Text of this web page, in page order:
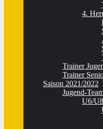
4.
Trainer
Trainer
Saison 2021/2022
Jugend-
U6/U8